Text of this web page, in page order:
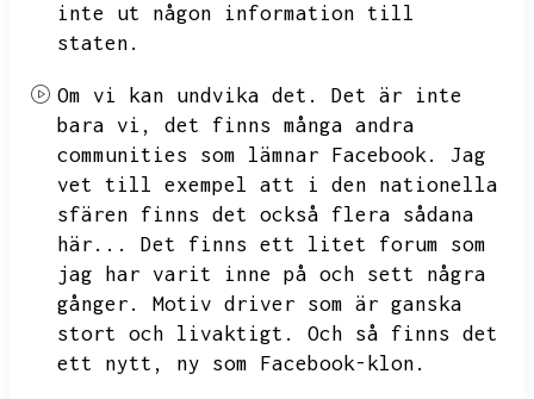
inte ut någon information till
staten.
Om vi kan undvika det.
Det är inte
bara vi,
det finns många andra
communities som lämnar Facebook.
Jag
vet till exempel att i den nationella
sfären finns det också flera sådana
här...
Det finns ett litet forum som
jag har varit inne på och sett några
gånger.
Motiv driver som är ganska
stort och livaktigt.
Och så finns det
ett nytt,
ny som Facebook-klon.